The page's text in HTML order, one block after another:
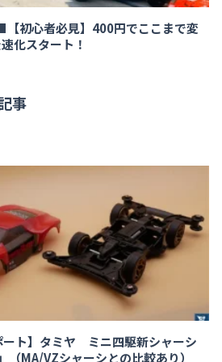
初心者必見】400円でここまで変
化スタート！
事
ート】タミヤ ミニ四駆新シャーシ
（MA/VZシャーシとの比較あり）